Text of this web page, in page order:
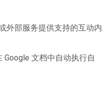
外部服务提供支持的互动内
文档中自动执行自